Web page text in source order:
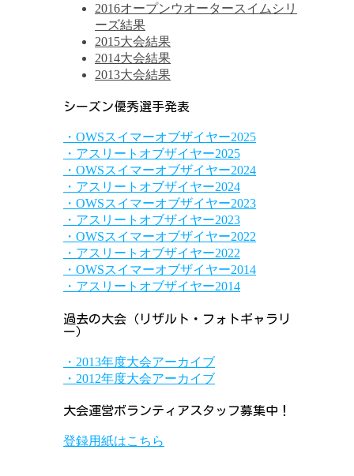
2016オープンウオータースイムシリ
ーズ結果
2015大会結果
2014大会結果
2013大会結果
シーズン優秀選手発表
・OWSスイマーオブザイヤー2025
・アスリートオブザイヤー2025
・OWSスイマーオブザイヤー2024
・アスリートオブザイヤー2024
・OWSスイマーオブザイヤー2023
・アスリートオブザイヤー2023
・OWSスイマーオブザイヤー2022
・アスリートオブザイヤー2022
・OWSスイマーオブザイヤー2014
・アスリートオブザイヤー2014
過去の大会（リザルト・フォトギャラリ
ー）
・2013年度大会アーカイブ
・2012年度大会アーカイブ
大会運営ボランティアスタッフ募集中！
登録用紙はこちら